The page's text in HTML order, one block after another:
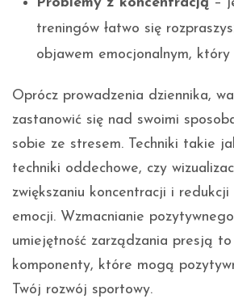
treningów łatwo się
objawem emocjonalnym, który
Oprócz prowadzenia dziennika,
zastanowić się nad swoimi
sobie ze stresem. Techniki takie
techniki oddechowe, czy
zwiększaniu koncentracji i redukcji
emocji. Wzmacnianie
umiejętność zarządzania presją
komponenty, które mogą
Twój rozwój sportowy.